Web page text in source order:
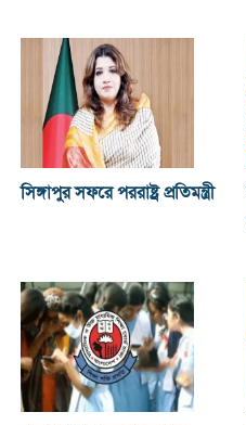
সিঙ্গাপুর সফরে পররাষ্ট্র প্রতিমন্ত্রী